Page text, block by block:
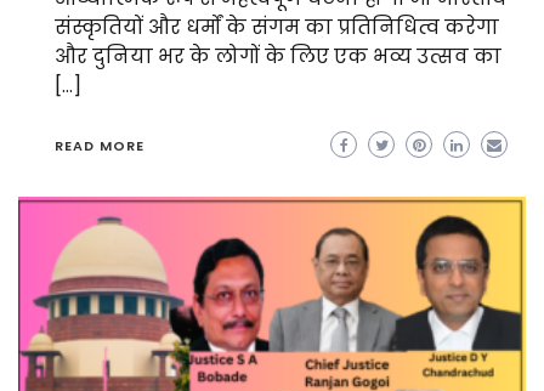
संस्कृतियों और धर्मों के संगम का प्रतिनिधित्व करेगा
और दुनिया भर के लोगों के लिए एक भव्य उत्सव का
[…]
READ MORE